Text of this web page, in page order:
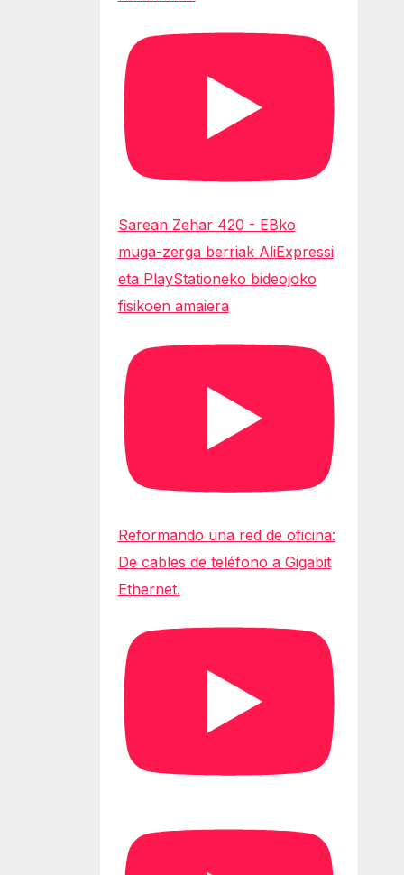
Sarean Zehar 420 - EBko
muga-zerga berriak AliExpressi
eta PlayStationeko bideojoko
fisikoen amaiera
Reformando una red de oficina:
De cables de teléfono a Gigabit
Ethernet.